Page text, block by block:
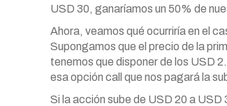
USD 30, ganaríamos un 50% de
Ahora, veamos qué ocurriría en el
Supongamos que el precio de la
tenemos que disponer de los USD
esa opción call que nos pagará la
Si la acción sube de USD 20 a